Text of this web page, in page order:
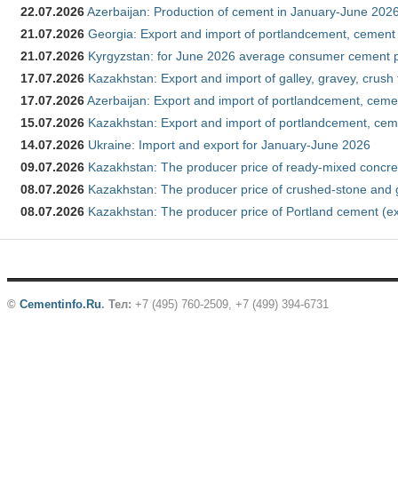
22.07.2026Azerbaijan: Production of cement in January-June
21.07.2026 Georgia: Export and import of portlandcement,
21.07.2026 Kyrgyzstan: for June 2026 average consumer cement
17.07.2026 Kazakhstan: Export and import of galley, gravey,
17.07.2026Azerbaijan: Export and import of portlandcement,
15.07.2026 Kazakhstan: Export and import of portlandcement,
14.07.2026 Ukraine: Import and export for January-June 2026
09.07.2026 Kazakhstan: The producer price of ready-mixed
08.07.2026 Kazakhstan: The producer price of crushed-stone and
08.07.2026 Kazakhstan: The producer price of Portland cement
© Cementinfo.Ru. Тел: +7 (495) 760-2509, +7 (499) 394-6731